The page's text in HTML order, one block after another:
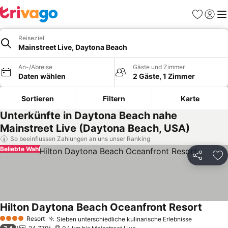
Favoriten
Reiseziel
Mainstreet Live, Daytona Beach
An-/Abreise
Daten wählen
Gäste und Zimmer
2 Gäste, 1 Zimmer
Sortieren Filtern Karte
Unterkünfte in Daytona Beach nahe
Mainstreet Live (Daytona Beach, USA)
So beeinflussen Zahlungen an uns unser Ranking
Teilen
Beliebte Wahl
4 Sterne Resort Sieben unterschiedliche kulinarische ErlebnissePreise
Hilton Daytona Beach Oceanfront Resort